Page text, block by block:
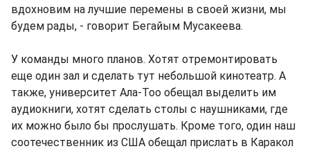
вдохновим на лучшие перемены в своей жизни, мы
будем рады, - говорит Бегайым Мусакеева.
У команды много планов. Хотят отремонтировать
еще один зал и сделать тут небольшой кинотеатр. А
также, университет Ала-Тоо обещал выделить им
аудиокниги, хотят сделать столы с наушниками, где
их можно было бы прослушать. Кроме того, один наш
соотечественник из США обещал прислать в Каракол